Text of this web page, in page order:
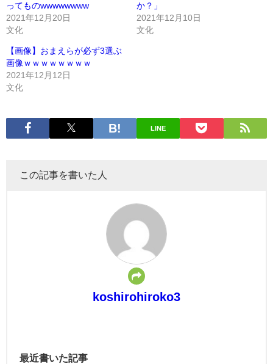
ってものwwwwwwww
2021年12月20日
文化
か？」
2021年12月10日
文化
【画像】おまえらが必ず3選ぶ
画像ｗｗｗｗｗｗｗｗ
2021年12月12日
文化
LINE
この記事を書いた人
koshirohiroko3
最近書いた記事